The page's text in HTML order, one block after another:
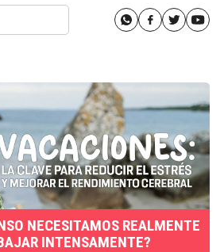
NECESITAMOS REALMENTE
INTENSAMENTE?